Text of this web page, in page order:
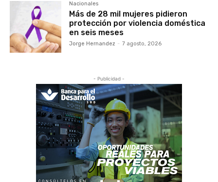
Nacionales
Más de 28 mil mujeres pidieron
protección por violencia doméstica
en seis meses
Jorge Hernandez - 7 agosto, 2026
- Publicidad -